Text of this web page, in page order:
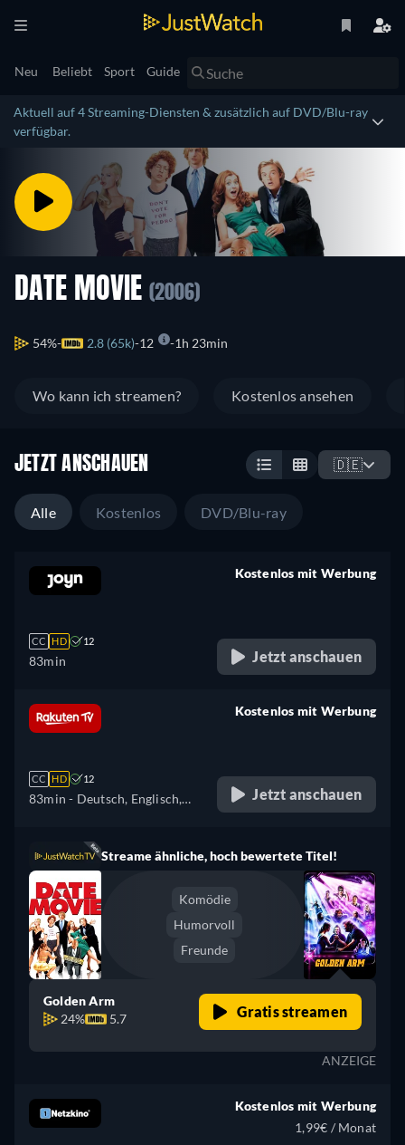
Neu Beliebt Sport Guide
Aktuell auf 4 Streaming-Diensten & zusätzlich auf DVD/Blu-ray
verfügbar.
DATE MOVIE (2006)
54% 2.8 (65k) 12 1h 23min
Wo kann ich streamen? Kostenlos ansehen
JETZT ANSCHAUEN 🇩🇪
Alle Kostenlos DVD/Blu-ray
CC HD 12
83min
Kostenlos mit Werbung
Jetzt anschauen
CC HD 12
83min - Deutsch, Englisch,
Kostenlos mit Werbung
Jetzt anschauen
Streame ähnliche, hoch bewertete Titel!
Komödie
Humorvoll
Freunde
Golden Arm
24%
5.7 Gratis streamen
ANZEIGE
Kostenlos mit Werbung
1,99€ / Monat